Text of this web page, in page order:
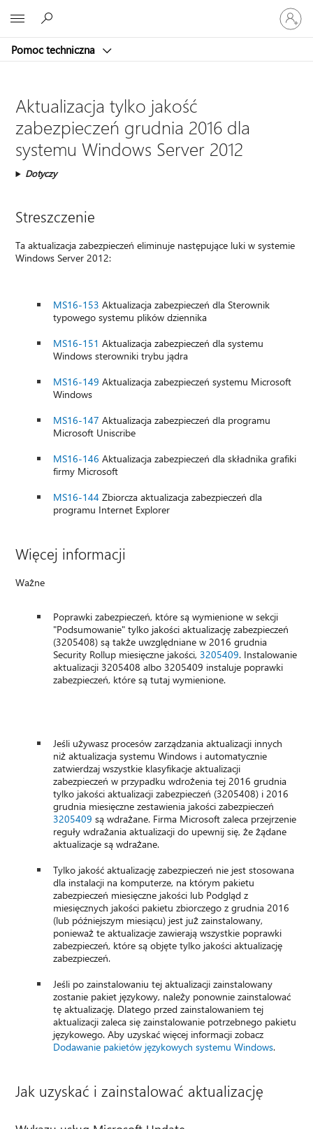
Pomoc techniczna
Zaloguj
się
do
konta
Aktualizacja tylko jakość
zabezpieczeń grudnia 2016 dla
systemu Windows Server 2012
Dotyczy
Streszczenie
Ta aktualizacja zabezpieczeń eliminuje następujące luki w systemie
Windows Server 2012:
MS16-153 Aktualizacja zabezpieczeń dla Sterownik
typowego systemu plików dziennika
MS16-151 Aktualizacja zabezpieczeń dla systemu
Windows sterowniki trybu jądra
MS16-149 Aktualizacja zabezpieczeń systemu Microsoft
Windows
MS16-147 Aktualizacja zabezpieczeń dla programu
Microsoft Uniscribe
MS16-146 Aktualizacja zabezpieczeń dla składnika grafiki
firmy Microsoft
MS16-144 Zbiorcza aktualizacja zabezpieczeń dla
programu Internet Explorer
Więcej informacji
Ważne
Poprawki zabezpieczeń, które są wymienione w sekcji
"Podsumowanie" tylko jakości aktualizację zabezpieczeń
(3205408) są także uwzględniane w 2016 grudnia
Security Rollup miesięczne jakości,3205409. Instalowanie
aktualizacji 3205408 albo 3205409 instaluje poprawki
zabezpieczeń, które są tutaj wymienione.
Jeśli używasz procesów zarządzania aktualizacji innych
niż aktualizacja systemu Windows i automatycznie
zatwierdzaj wszystkie klasyfikacje aktualizacji
zabezpieczeń w przypadku wdrożenia tej 2016 grudnia
tylko jakości aktualizacji zabezpieczeń (3205408) i 2016
grudnia miesięczne zestawienia jakości zabezpieczeń
3205409 są wdrażane. Firma Microsoft zaleca przejrzenie
reguły wdrażania aktualizacji do upewnij się, że żądane
aktualizacje są wdrażane.
Tylko jakość aktualizację zabezpieczeń nie jest stosowana
dla instalacji na komputerze, na którym pakietu
zabezpieczeń miesięczne jakości lub Podgląd z
miesięcznych jakości pakietu zbiorczego z grudnia 2016
(lub późniejszym miesiącu) jest już zainstalowany,
ponieważ te aktualizacje zawierają wszystkie poprawki
zabezpieczeń, które są objęte tylko jakości aktualizację
zabezpieczeń.
Jeśli po zainstalowaniu tej aktualizacji zainstalowany
zostanie pakiet językowy, należy ponownie zainstalować
tę aktualizację. Dlatego przed zainstalowaniem tej
aktualizacji zaleca się zainstalowanie potrzebnego pakietu
językowego. Aby uzyskać więcej informacji zobacz
Dodawanie pakietów językowych systemu Windows.
Jak uzyskać i zainstalować aktualizację